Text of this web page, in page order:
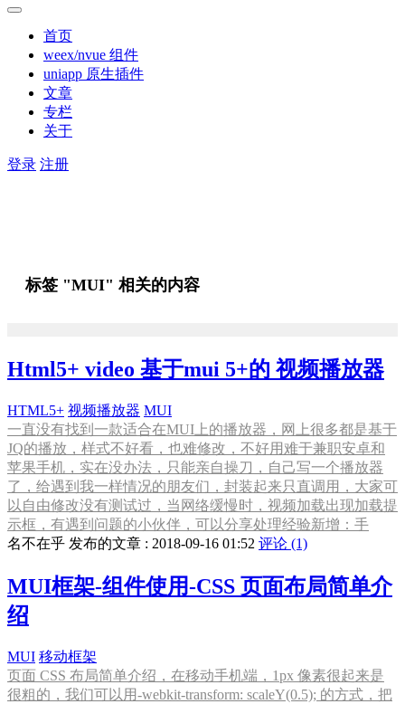
首页
weex/nvue 组件
uniapp 原生插件
文章
专栏
关于
登录 注册
标签 "MUI" 相关的内容
Html5+ video 基于mui 5+的 视频播放器
HTML5+ 视频播放器 MUI
一直没有找到一款适合在MUI上的播放器，网上很多都是基于
JQ的播放，样式不好看，也难修改，不好用难于兼职安卓和
苹果手机，实在没办法，只能亲自操刀，自己写一个播放器
了，给遇到我一样情况的朋友们，封装起来只直调用，大家可
以自由修改没有测试过，当网络缓慢时，视频加载出现加载提
示框，有遇到问题的小伙伴，可以分享处理经验新增：手
名不在乎 发布的文章 : 2018-09-16 01:52 评论 (1)
MUI框架-组件使用-CSS 页面布局简单介
绍
MUI 移动框架
页面 CSS 布局简单介绍，在移动手机端，1px 像素很起来是
很粗的，我们可以用-webkit-transform: scaleY(0.5); 的方式，把